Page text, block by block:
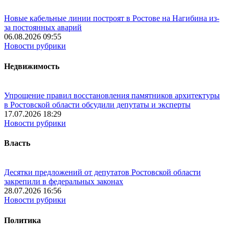
Новые кабельные линии построят в Ростове на Нагибина из-
за постоянных аварий
06.08.2026 09:55
Новости рубрики
Недвижимость
Упрощение правил восстановления памятников архитектуры
в Ростовской области обсудили депутаты и эксперты
17.07.2026 18:29
Новости рубрики
Власть
Десятки предложений от депутатов Ростовской области
закрепили в федеральных законах
28.07.2026 16:56
Новости рубрики
Политика